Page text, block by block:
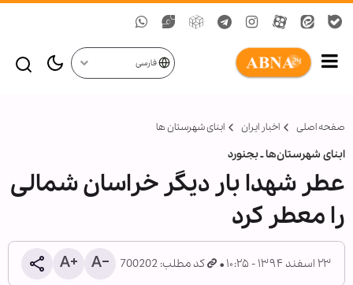
فارسی
صفحه اصلی اخبار ایران ابنای شهرستان ها
ابنای شهرستان‌ها ـ بجنورد
عطر شهدا بار دیگر خراسان شمالی
را معطر کرد
۲۳ اسفند ۱۳۹۴ - ۱۰:۲۵ کد مطلب: 700202